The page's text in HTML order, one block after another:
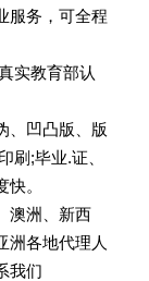
服务，可全程
实教育部认
、凹凸版、版
刷;毕业.证、
。
澳洲、新西
洲各地代理人
我们